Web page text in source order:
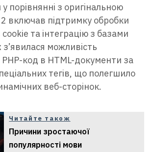
порівнянні з оригінальною
2 включав підтримку обробки
та інтеграцію з базами
можливість
код в HTML-документи за
тегів, що полегшило
веб-сторінок.
Читайте також
Причини зростаючої
популярності мови